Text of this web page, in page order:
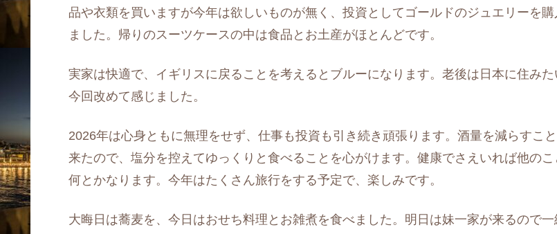
品や衣類を買いますが今年は欲しいものが無く、投資としてゴールドのジュエリーを購
ました。帰りのスーツケースの中は食品とお土産がほとんどです。
実家は快適で、イギリスに戻ることを考えるとブルーになります。老後は日本に住みた
今回改めて感じました。
2026年は心身ともに無理をせず、仕事も投資も引き続き頑張ります。酒量を減らすこ
来たので、塩分を控えてゆっくりと食べることを心がけます。健康でさえいれば他のこ
何とかなります。今年はたくさん旅行をする予定で、楽しみです。
大晦日は蕎麦を、今日はおせち料理とお雑煮を食べました。明日は妹一家が来るので一